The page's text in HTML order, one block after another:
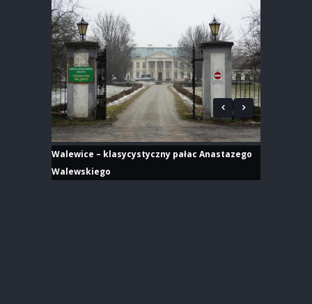
Walewice – klasycystyczny pałac Anastazego
Walewskiego